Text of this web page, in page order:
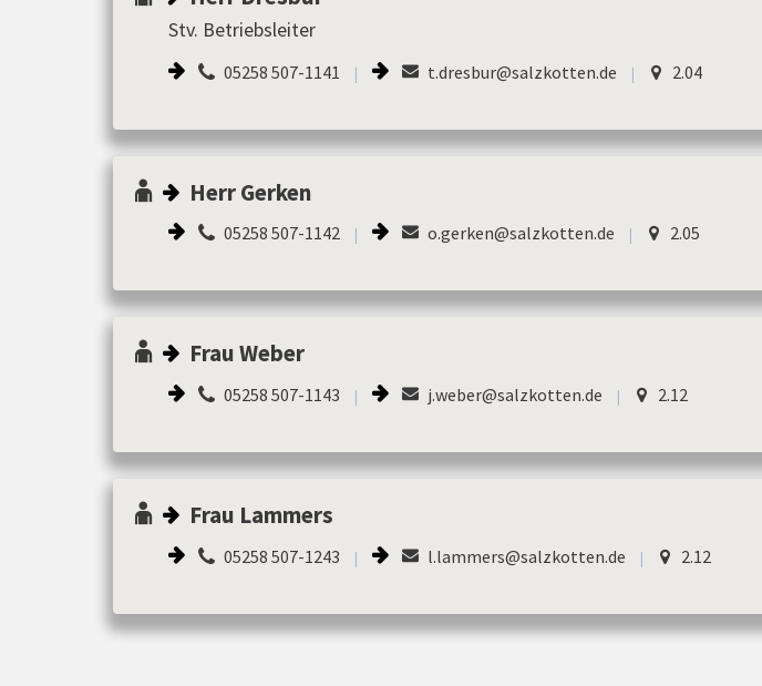
Stv. Betriebsleiter
05258 507-1141 | t.dresbur@salzkotten.de | 2.04
Herr Gerken
05258 507-1142 | o.gerken@salzkotten.de | 2.05
Frau Weber
05258 507-1143 | j.weber@salzkotten.de | 2.12
Frau Lammers
05258 507-1243 | l.lammers@salzkotten.de | 2.12